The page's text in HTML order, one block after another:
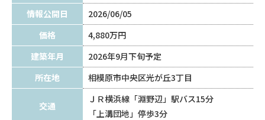
情報公開日
2026/06/05
価格
4,880万円
建築年月
2026年9月下旬予定
所在地
相模原市中央区光が丘3丁目
交通
ＪＲ横浜線「淵野辺」駅バス15分
「上溝団地」停歩3分